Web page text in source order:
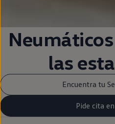
las
Encuentra tu
Pide cita